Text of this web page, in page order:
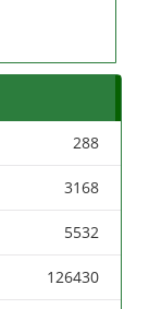
288
3168
5532
126430